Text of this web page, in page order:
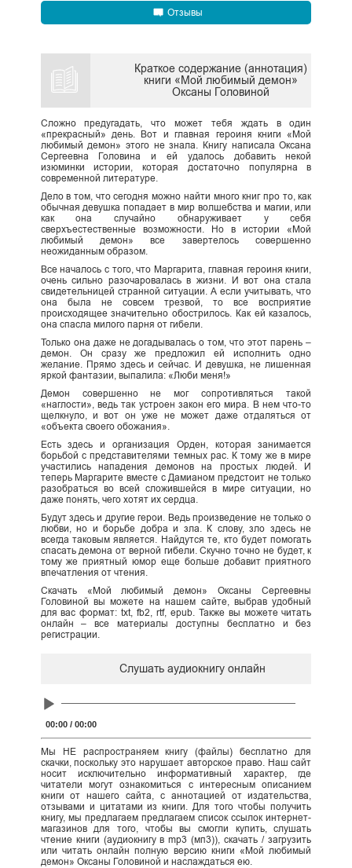
Отзывы
Краткое содержание (аннотация)
книги «Мой любимый демон»
Оксаны Головиной
Сложно предугадать, что может тебя ждать в один
«прекрасный» день. Вот и главная героиня книги «Мой
любимый демон» этого не знала. Книгу написала Оксана
Сергеевна Головина и ей удалось добавить некой
изюминки истории, которая достаточно популярна в
современной литературе.
Дело в том, что сегодня можно найти много книг про то, как
обычная девушка попадает в мир волшебства и магии, или
как она случайно обнаруживает у себя
сверхъестественные возможности. Но в истории «Мой
любимый демон» все завертелось совершенно
неожиданным образом.
Все началось с того, что Маргарита, главная героиня книги,
очень сильно разочаровалась в жизни. И вот она стала
свидетельницей странной ситуации. А если учитывать, что
она была не совсем трезвой, то все восприятие
происходящее значительно обострилось. Как ей казалось,
она спасла милого парня от гибели.
Только она даже не догадывалась о том, что этот парень –
демон. Он сразу же предложил ей исполнить одно
желание. Прямо здесь и сейчас. И девушка, не лишенная
яркой фантазии, выпалила: «Люби меня!»
Демон совершенно не мог сопротивляться такой
«наглости», ведь так устроен закон его мира. В нем что-то
щелкнуло, и вот он уже не может даже отдаляться от
«объекта своего обожания».
Есть здесь и организация Орден, которая занимается
борьбой с представителями темных рас. К тому же в мире
участились нападения демонов на простых людей. И
теперь Маргарите вместе с Дамианом предстоит не только
разобраться во всей сложившейся в мире ситуации, но
даже понять, чего хотят их сердца.
Будут здесь и другие герои. Ведь произведение не только о
любви, но и борьбе добра и зла. К слову, зло здесь не
всегда таковым является. Найдутся те, кто будет помогать
спасать демона от верной гибели. Скучно точно не будет, к
тому же приятный юмор еще больше добавит приятного
впечатления от чтения.
Скачать «Мой любимый демон» Оксаны Сергеевны
Головиной вы можете на нашем сайте, выбрав удобный
для вас формат: txt, fb2, rtf, epub. Также вы можете читать
онлайн – все материалы доступны бесплатно и без
регистрации.
Слушать аудиокнигу онлайн
Audio
00:00/ 00:00
Мы НЕ распространяем книгу (файлы) бесплатно для
скачки, поскольку это нарушает авторское право. Наш сайт
носит исключительно информативный характер, где
читатели могут ознакомиться с интересным описанием
книги от нашего сайта, с аннотацией от издательства,
отзывами и цитатами из книги. Для того чтобы получить
книгу, мы предлагаем предлагаем список ссылок интернет-
магазинов для того, чтобы вы смогли купить, слушать
чтение книги (аудиокнигу в mp3 (мп3)), скачать / загрузить
или читать онлайн полную версию книги «Мой любимый
демон» Оксаны Головиной и наслаждаться ею.